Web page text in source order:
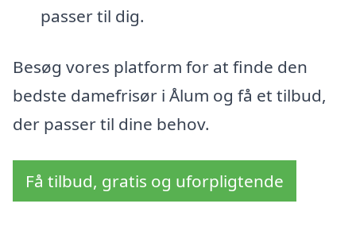
passer til dig.
Besøg vores platform for at finde den
bedste damefrisør i Ålum og få et tilbud,
der passer til dine behov.
Få tilbud, gratis og uforpligtende